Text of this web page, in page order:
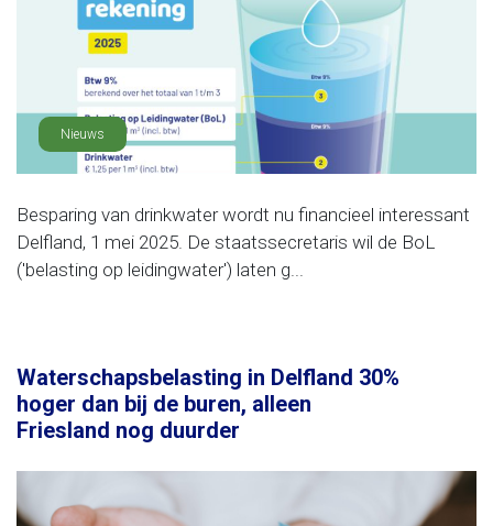
Nieuws
Besparing van drinkwater wordt nu financieel interessant
Delfland, 1 mei 2025. De staatssecretaris wil de BoL
('belasting op leidingwater') laten g...
Waterschapsbelasting in Delfland 30%
hoger dan bij de buren, alleen
Friesland nog duurder